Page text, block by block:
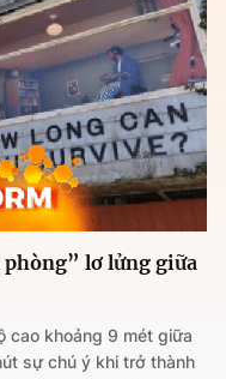
phòng” lơ lửng giữa
cao khoảng 9 mét giữa
sự chú ý khi trở thành